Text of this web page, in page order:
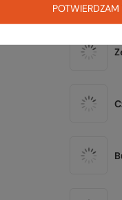
POTWIERDZAM